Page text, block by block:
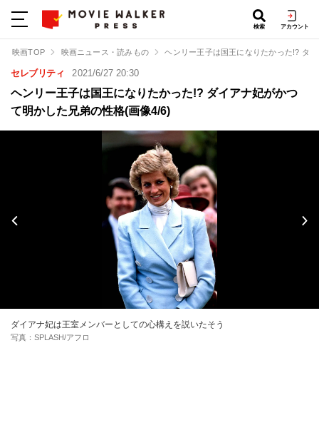
検索 アカウント
映画TOP 映画ニュース・読みもの ヘンリー王子は国王になりたかった!? ダ
セレブリティ 2021/6/27 20:30
ヘンリー王子は国王になりたかった!? ダイアナ妃がかつ
て明かした兄弟の性格(画像4/6)
ダイアナ妃は王室メンバーとしての心構えを説いたそう
写真：SPLASH/アフロ